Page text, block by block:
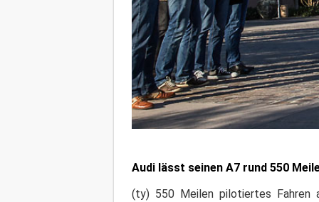
Audi lässt seinen A7 rund 550
(ty) 550 Meilen pilotiertes Fahren